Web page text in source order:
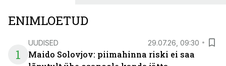
ENIMLOETUD
1
UUDISED 29.07.26, 09:30
Maido Solovjov: piimahinna riski ei saa